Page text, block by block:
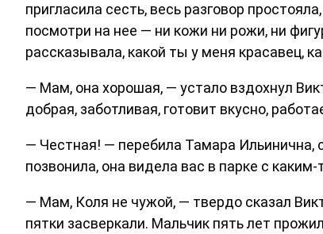
пригласила сесть, весь разговор
посмотри на нее — ни кожи ни рожи, ни
рассказывала, какой ты у меня красавец,
— Мам, она хорошая, — устало вздохнул
добрая, заботливая, готовит вкусно,
— Честная! — перебила Тамара Ильинична,
позвонила, она видела вас в парке с
— Мам, Коля не чужой, — твердо сказал
пятки засверкали. Мальчик пять лет